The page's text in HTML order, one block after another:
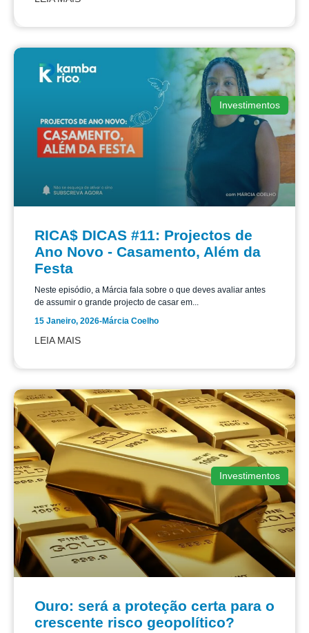
Investimentos
RICA$ DICAS #11: Projectos de
Ano Novo - Casamento, Além da
Festa
Neste episódio, a Márcia fala sobre o que deves avaliar antes
de assumir o grande projecto de casar em...
15 Janeiro, 2026-Márcia Coelho
LEIA MAIS
Investimentos
Ouro: será a proteção certa para o
crescente risco geopolítico?